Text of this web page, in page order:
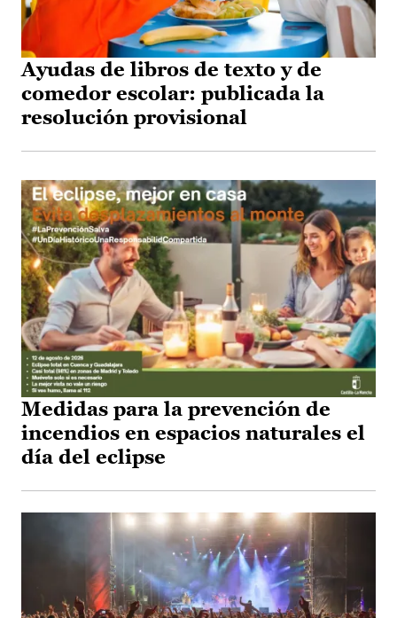
Ayudas de libros de texto y de
comedor escolar: publicada la
resolución provisional
Medidas para la prevención de
incendios en espacios naturales el
día del eclipse